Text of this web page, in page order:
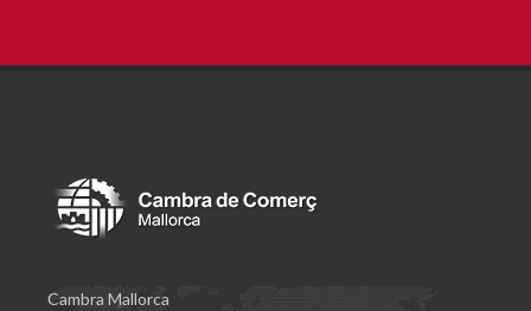
Cambra Mallorca